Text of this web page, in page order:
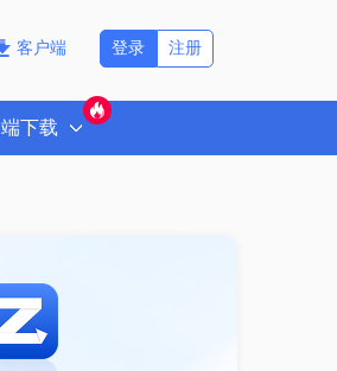
客户端 注册
登录
下载